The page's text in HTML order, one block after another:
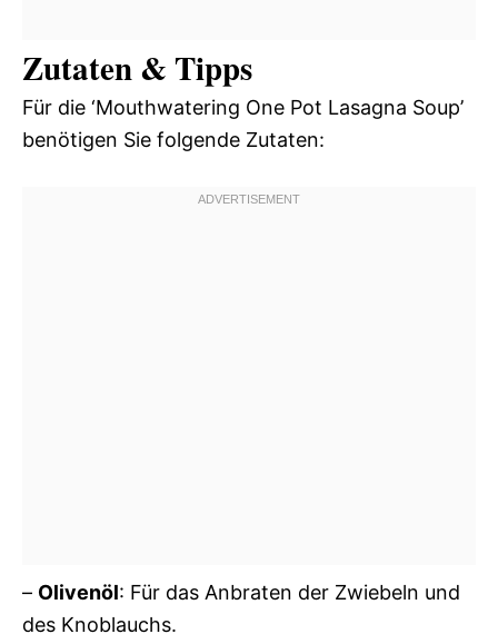
Zutaten & Tipps
Für die ‘Mouthwatering One Pot Lasagna Soup’
benötigen Sie folgende Zutaten:
– Olivenöl: Für das Anbraten der Zwiebeln und
des Knoblauchs.